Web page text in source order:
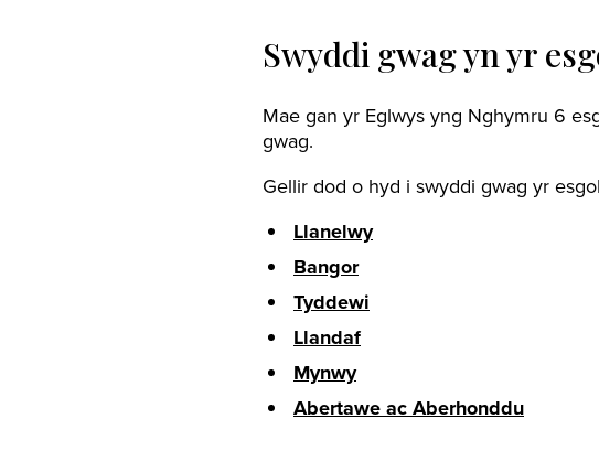
Swyddi gwag yn yr
Mae gan yr Eglwys yng Nghymru 6
gwag.
Gellir dod o hyd i swyddi gwag yr
Llanelwy
Bangor
Tyddewi
Llandaf
Mynwy
Abertawe ac Aberhonddu